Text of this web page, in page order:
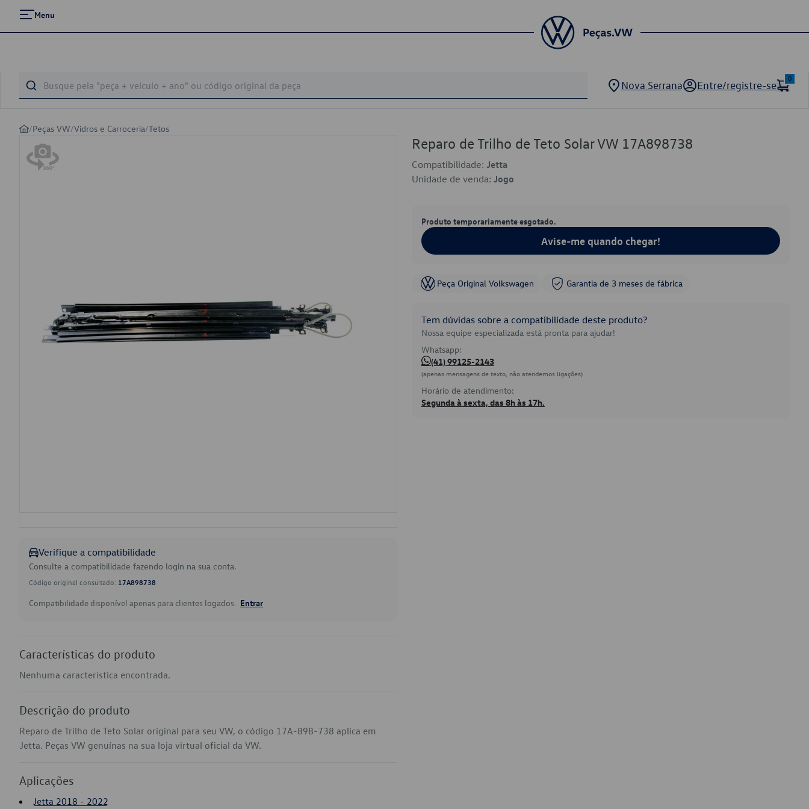
Menu
Nova Serrana Entre/registre-se
0
/Peças VW/Vidros e Carroceria/Tetos
Verifique a compatibilidade
Consulte a compatibilidade fazendo login na sua conta.
Código original consultado: 17A898738
Compatibilidade disponível apenas para clientes logados. Entrar
Características do produto
Nenhuma característica encontrada.
Descrição do produto
Reparo de Trilho de Teto Solar original para seu VW, o código 17A-898-738 aplica em
Jetta. Peças VW genuínas na sua loja virtual oficial da VW.
Aplicações
Jetta 2018 - 2022
Reparo de Trilho de Teto Solar VW 17A898738
Compatibilidade: Jetta
Unidade de venda: Jogo
Produto temporariamente esgotado.
Avise-me quando chegar!
Peça Original Volkswagen Garantia de 3 meses de fábrica
Tem dúvidas sobre a compatibilidade deste produto?
Nossa equipe especializada está pronta para ajudar!
Whatsapp:
(41) 99125-2143
(apenas mensagens de texto, não atendemos ligações)
Horário de atendimento:
Segunda à sexta, das 8h às 17h.